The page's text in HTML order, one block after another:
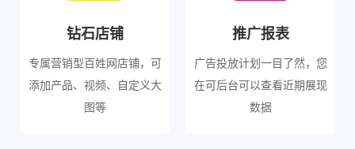
钻石店铺
专属营销型百姓网店铺，可
添加产品、视频、自定义大
图等
推广报表
广告投放计划一目了然，您
在可后台可以查看近期展现
数据